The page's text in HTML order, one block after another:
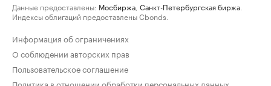
Данные предоставлены: Мосбиржа Санкт-Петербургская биржа
Индексы облигаций предоставлены Cbonds.
Информация об ограничениях
О соблюдении авторских прав
Пользовательское соглашение
Политика в отношении обработки персональных данных